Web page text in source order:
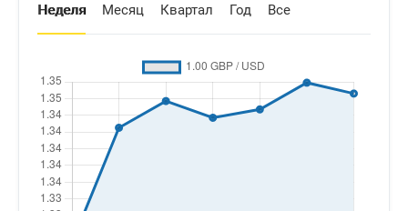
Неделя Месяц Квартал Год Все